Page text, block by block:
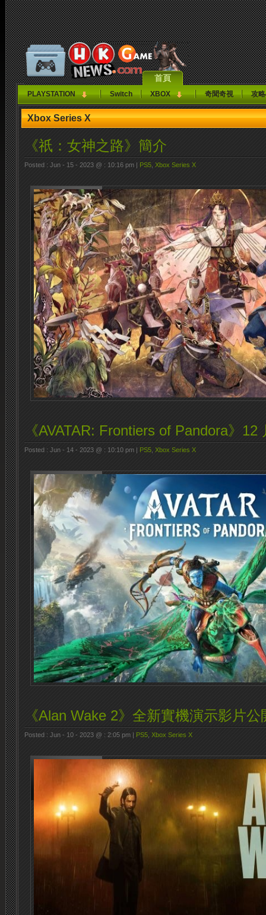
首頁
PLAYSTATION Switch XBOX 奇聞奇視 攻
Xbox Series X
《祇：女神之路》簡介
Posted : Jun - 15 - 2023 @ : 10:16 pm | PS5 Xbox Series X
《AVATAR: Frontiers of Pandora》12
Posted : Jun - 14 - 2023 @ : 10:10 pm | PS5 Xbox Series X
《Alan Wake 2》全新實機演示影片公
Posted : Jun - 10 - 2023 @ : 2:05 pm | PS5 Xbox Series X